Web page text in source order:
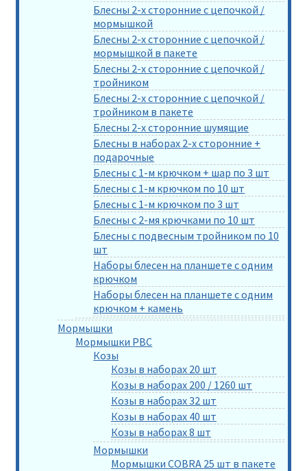
Блесны 2-х сторонние с цепочкой /
мормышкой
Блесны 2-х сторонние с цепочкой /
мормышкой в пакете
Блесны 2-х сторонние с цепочкой /
тройником
Блесны 2-х сторонние с цепочкой /
тройником в пакете
Блесны 2-х сторонние шумящие
Блесны в наборах 2-х сторонние +
подарочные
Блесны с 1-м крючком + шар по 3 шт
Блесны с 1-м крючком по 10 шт
Блесны с 1-м крючком по 3 шт
Блесны с 2-мя крючками по 10 шт
Блесны с подвесным тройником по 10
шт
Наборы блесен на планшете с одним
крючком
Наборы блесен на планшете с одним
крючком + камень
Мормышки
Мормышки РВС
Козы
Козы в наборах 20 шт
Козы в наборах 200 / 1260 шт
Козы в наборах 32 шт
Козы в наборах 40 шт
Козы в наборах 8 шт
Мормышки
Мормышки COBRA 25 шт в пакете